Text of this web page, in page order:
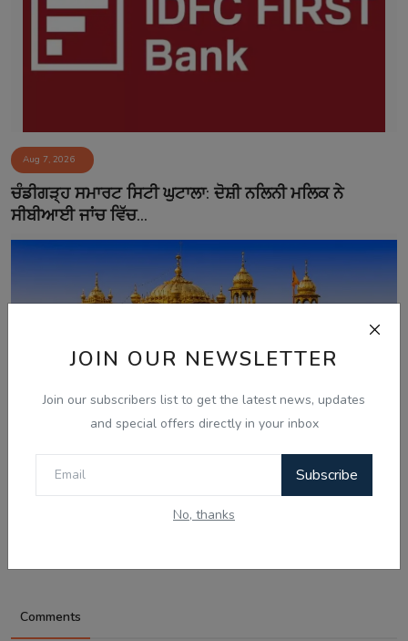
JOIN OUR NEWSLETTER
Join our subscribers list to get the latest news, updates
and special offers directly in your inbox
Subscribe
No, thanks
Aug 7, 2026
ਚੰਡੀਗੜ੍ਹ ਸਮਾਰਟ ਸਿਟੀ ਘੁਟਾਲਾ: ਦੋਸ਼ੀ ਨਲਿਨੀ ਮਲਿਕ ਨੇ
ਸੀਬੀਆਈ ਜਾਂਚ ਵਿੱਚ...
Aug 7, 2026
ਸ੍ਰੀ ਹਰਿਮੰਦਰ ਸਾਹਿਬ ਤੋਂ ਪਾਵਨ ਗੁਰਬਾਣੀ ਦਾ ਪ੍ਰਸਾਰਣ ਹੁਣ
Comments